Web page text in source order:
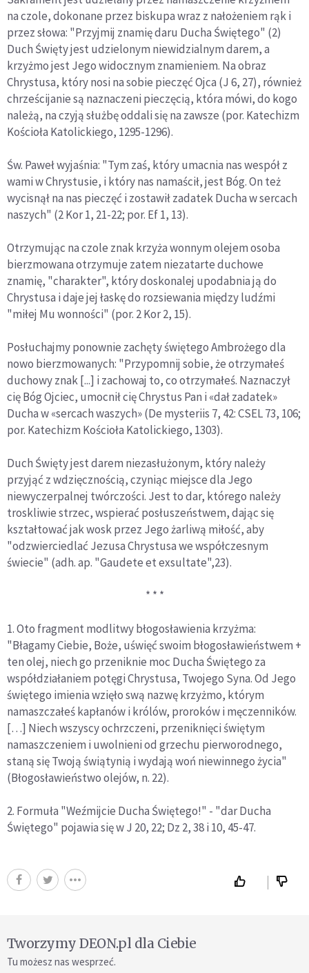
na czole, dokonane przez biskupa wraz z nałożeniem rąk i
przez słowa: "Przyjmij znamię daru Ducha Świętego" (2)
Duch Święty jest udzielonym niewidzialnym darem, a
krzyżmo jest Jego widocznym znamieniem. Na obraz
Chrystusa, który nosi na sobie pieczęć Ojca (J 6, 27), również
chrześcijanie są naznaczeni pieczęcią, która mówi, do kogo
należą, na czyją służbę oddali się na zawsze (por. Katechizm
Kościoła Katolickiego, 1295-1296).
Św. Paweł wyjaśnia: "Tym zaś, który umacnia nas wespół z
wami w Chrystusie, i który nas namaścił, jest Bóg. On też
wycisnął na nas pieczęć i zostawił zadatek Ducha w sercach
naszych" (2 Kor 1, 21-22; por. Ef 1, 13).
Otrzymując na czole znak krzyża wonnym olejem osoba
bierzmowana otrzymuje zatem niezatarte duchowe
znamię, "charakter", który doskonalej upodabnia ją do
Chrystusa i daje jej łaskę do rozsiewania między ludźmi
"miłej Mu wonności" (por. 2 Kor 2, 15).
Posłuchajmy ponownie zachęty świętego Ambrożego dla
nowo bierzmowanych: "Przypomnij sobie, że otrzymałeś
duchowy znak [...] i zachowaj to, co otrzymałeś. Naznaczył
cię Bóg Ojciec, umocnił cię Chrystus Pan i «dał zadatek»
Ducha w «sercach waszych» (De mysteriis 7, 42: CSEL 73, 106;
por. Katechizm Kościoła Katolickiego, 1303).
Duch Święty jest darem niezasłużonym, który należy
przyjąć z wdzięcznością, czyniąc miejsce dla Jego
niewyczerpalnej twórczości. Jest to dar, którego należy
troskliwie strzec, wspierać posłuszeństwem, dając się
kształtować jak wosk przez Jego żarliwą miłość, aby
"odzwierciedlać Jezusa Chrystusa we współczesnym
świecie" (adh. ap. "Gaudete et exsultate",23).
* * *
1. Oto fragment modlitwy błogosławienia krzyżma:
"Błagamy Ciebie, Boże, uświęć swoim błogosławieństwem +
ten olej, niech go przeniknie moc Ducha Świętego za
współdziałaniem potęgi Chrystusa, Twojego Syna. Od Jego
świętego imienia wzięło swą nazwę krzyżmo, którym
namaszczałeś kapłanów i królów, proroków i męczenników.
[…] Niech wszyscy ochrzczeni, przeniknięci świętym
namaszczeniem i uwolnieni od grzechu pierworodnego,
staną się Twoją świątynią i wydają woń niewinnego życia"
(Błogosławieństwo olejów, n. 22).
2. Formuła "Weźmijcie Ducha Świętego!" - "dar Ducha
Świętego" pojawia się w J 20, 22; Dz 2, 38 i 10, 45-47.
Tworzymy DEON.pl dla Ciebie
Tu możesz nas wesprzeć.